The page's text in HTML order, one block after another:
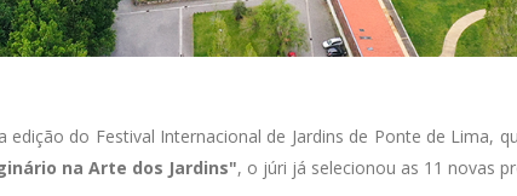
edição do Festival Internacional de Jardins de Ponte de Lima,
na Arte dos Jardins", o júri já selecionou as 11 novas